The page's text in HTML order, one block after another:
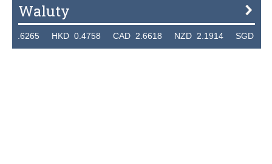
Waluty
HKD 0.4758 CAD 2.6618 NZD 2.1914 SGD